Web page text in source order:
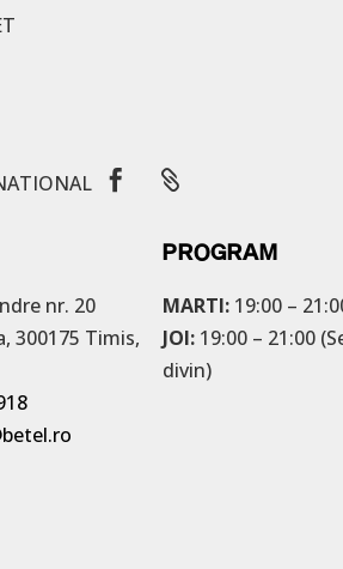
 
nr. 20
300175 Timis,
PROGRAM
MARTI: 19:00 –
JOI: 19:00 – 21:00
divin)